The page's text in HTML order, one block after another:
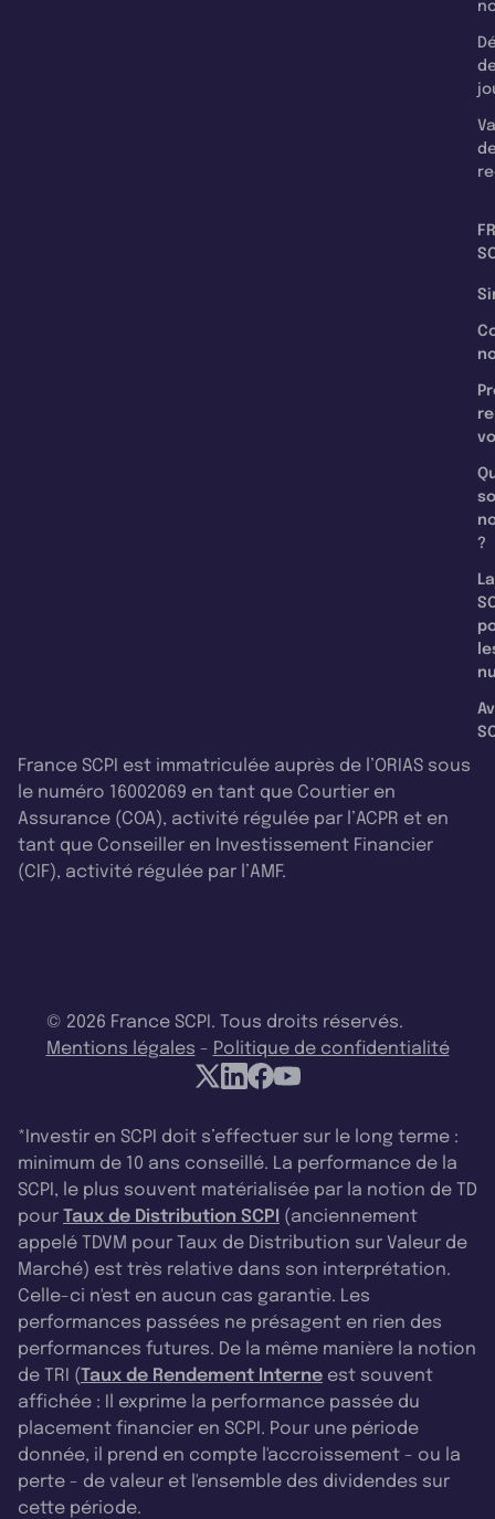
?
La
France SCPI est immatriculée auprès de l’ORIAS sous
le numéro 16002069 en tant que Courtier en
Assurance (COA), activité régulée par l’ACPR et en
tant que Conseiller en Investissement Financier
(CIF), activité régulée par l’AMF.
© 2026 France SCPI. Tous droits réservés.
Mentions légales - Politique de confidentialité
*Investir en SCPI doit s’effectuer sur le long terme :
minimum de 10 ans conseillé. La performance de la
SCPI, le plus souvent matérialisée par la notion de TD
pour Taux de Distribution SCPI (anciennement
appelé TDVM pour Taux de Distribution sur Valeur de
Marché) est très relative dans son interprétation.
Celle-ci n'est en aucun cas garantie. Les
performances passées ne présagent en rien des
performances futures. De la même manière la notion
de TRI (Taux de Rendement Interne est souvent
affichée : Il exprime la performance passée du
placement financier en SCPI. Pour une période
donnée, il prend en compte l'accroissement - ou la
perte - de valeur et l'ensemble des dividendes sur
cette période.